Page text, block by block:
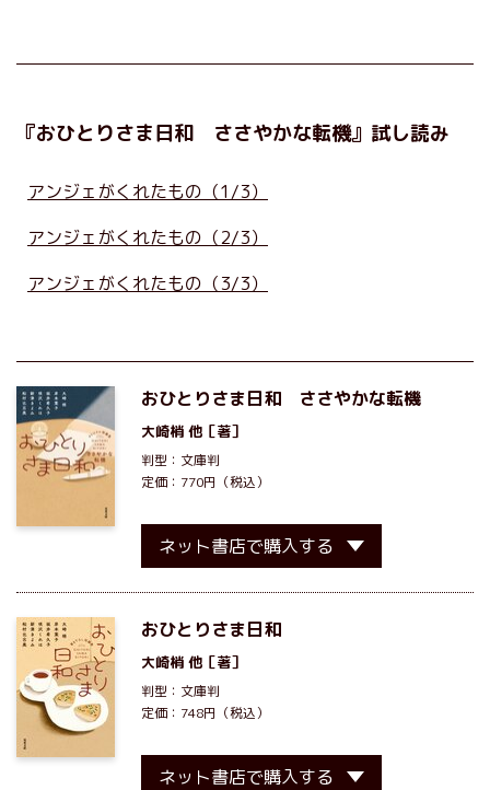
『おひとりさま日和 ささやかな転機』試し読み
アンジェがくれたもの（1/3）
アンジェがくれたもの（2/3）
アンジェがくれたもの（3/3）
おひとりさま日和 ささやかな転機
大崎梢 他［著］
判型：文庫判
定価：770円（税込）
ネット書店で購入する
おひとりさま日和
大崎梢 他［著］
判型：文庫判
定価：748円（税込）
ネット書店で購入する